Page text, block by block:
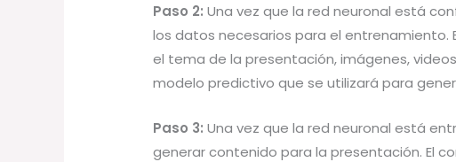
Paso 2: Una vez que la red neuronal está
los datos necesarios para el entrenamiento.
el tema de la presentación, imágenes,
modelo predictivo que se utilizará para
Paso 3: Una vez que la red neuronal está
generar contenido para la presentación. El